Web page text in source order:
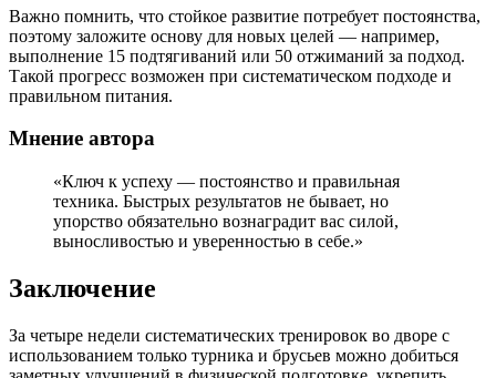
Важно помнить, что стойкое развитие потребует постоянства,
поэтому заложите основу для новых целей — например,
выполнение 15 подтягиваний или 50 отжиманий за подход.
Такой прогресс возможен при систематическом подходе и
правильном питания.
Мнение автора
«Ключ к успеху — постоянство и правильная
техника. Быстрых результатов не бывает, но
упорство обязательно вознаградит вас силой,
выносливостью и уверенностью в себе.»
Заключение
За четыре недели систематических тренировок во дворе с
использованием только турника и брусьев можно добиться